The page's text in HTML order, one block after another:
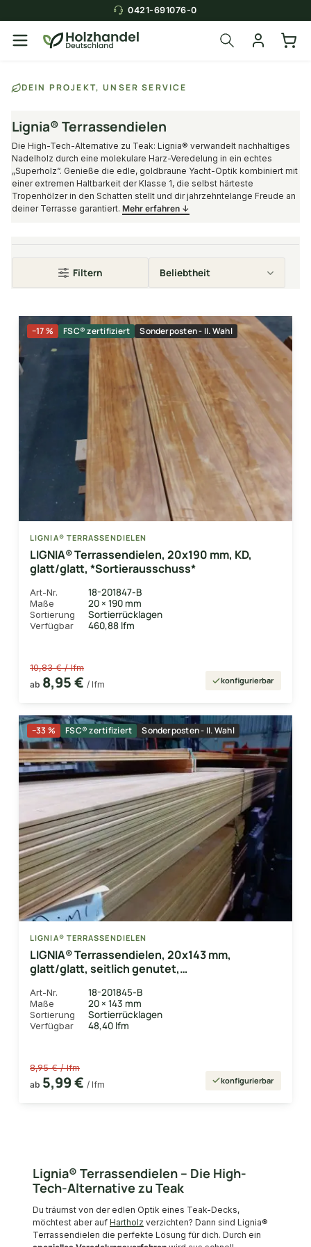
0421-691076-0
DEIN PROJEKT, UNSER SERVICE
Lignia® Terrassendielen
Die High-Tech-Alternative zu Teak: Lignia® verwandelt nachhaltiges
Nadelholz durch eine molekulare Harz-Veredelung in ein echtes
„Superholz“. Genieße die edle, goldbraune Yacht-Optik kombiniert mit
einer extremen Haltbarkeit der Klasse 1, die selbst härteste
Tropenhölzer in den Schatten stellt und dir jahrzehntelange Freude an
deiner Terrasse garantiert. Mehr erfahren ↓
Filtern
−17 % Sonderposten - II. Wahl
FSC® zertifiziert
LIGNIA® TERRASSENDIELEN
LIGNIA® Terrassendielen, 20x190 mm, KD,
glatt/glatt, *Sortierausschuss*
Art-Nr. 18-201847-B
Maße 20 × 190 mm
Sortierung Sortierrücklagen
Verfügbar 460,88 lfm
10,83 € / lfm
ab 8,95 € / lfm konfigurierbar
−33 % Sonderposten - II. Wahl
FSC® zertifiziert
LIGNIA® TERRASSENDIELEN
LIGNIA® Terrassendielen, 20x143 mm,
glatt/glatt, seitlich genutet,
Art-Nr. 18-201845-B
Maße 20 × 143 mm
Sortierung Sortierrücklagen
Verfügbar 48,40 lfm
8,95 € / lfm
ab 5,99 € / lfm konfigurierbar
Lignia® Terrassendielen – Die High-
Tech-Alternative zu Teak
Du träumst von der edlen Optik eines Teak-Decks,
möchtest aber auf Hartholz verzichten? Dann sind Lignia®
Terrassendielen die perfekte Lösung für dich. Durch ein